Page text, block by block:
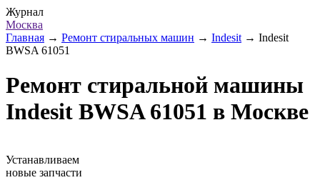
Журнал
Москва
Главная → Ремонт стиральных машин → Indesit → Indesit
BWSA 61051
Ремонт стиральной машины
Indesit BWSA 61051 в Москве
Устанавливаем
новые запчасти